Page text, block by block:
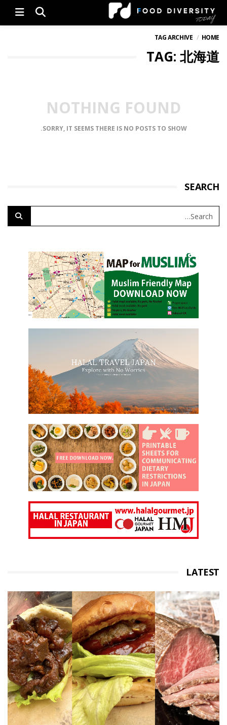
HOME
TAG ARCHIVE
TAG: 北海道
NOTHING FOUND
SORRY, IT SEEMS THERE IS NO POSTS TO SHOW.
SEARCH
LATEST